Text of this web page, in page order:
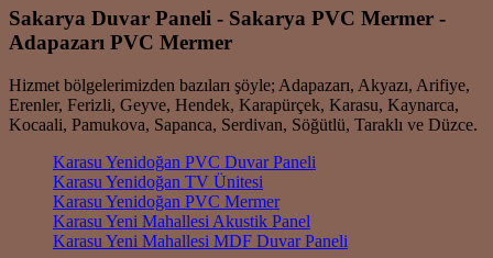
Sakarya Duvar Paneli - Sakarya PVC Mermer -
Adapazarı PVC Mermer
Hizmet bölgelerimizden bazıları şöyle; Adapazarı, Akyazı, Arifiye,
Erenler, Ferizli, Geyve, Hendek, Karapürçek, Karasu, Kaynarca,
Kocaali, Pamukova, Sapanca, Serdivan, Söğütlü, Taraklı ve Düzce.
Karasu Yenidoğan PVC Duvar Paneli
Karasu Yenidoğan TV Ünitesi
Karasu Yenidoğan PVC Mermer
Karasu Yeni Mahallesi Akustik Panel
Karasu Yeni Mahallesi MDF Duvar Paneli